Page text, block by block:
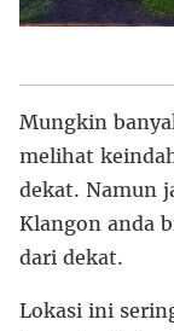
Mungkin
melihat
dekat. Namun
Klangon anda
dari dekat.
Lokasi ini